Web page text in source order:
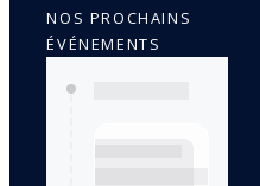
NOS PROCHAINS
ÉVÉNEMENTS